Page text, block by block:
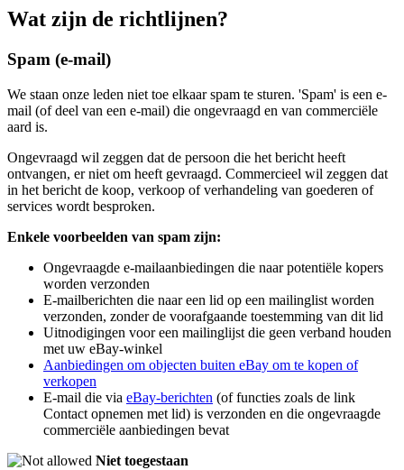
Wat zijn de richtlijnen?
Spam (e-mail)
We staan onze leden niet toe elkaar spam te sturen. 'Spam' is een e-
mail (of deel van een e-mail) die ongevraagd en van commerciële
aard is.
Ongevraagd wil zeggen dat de persoon die het bericht heeft
ontvangen, er niet om heeft gevraagd. Commercieel wil zeggen dat
in het bericht de koop, verkoop of verhandeling van goederen of
services wordt besproken.
Enkele voorbeelden van spam zijn:
Ongevraagde e-mailaanbiedingen die naar potentiële kopers
worden verzonden
E-mailberichten die naar een lid op een mailinglist worden
verzonden, zonder de voorafgaande toestemming van dit lid
Uitnodigingen voor een mailinglijst die geen verband houden
met uw eBay-winkel
Aanbiedingen om objecten buiten eBay om te kopen of
verkopen
E-mail die via eBay-berichten (of functies zoals de link
Contact opnemen met lid) is verzonden en die ongevraagde
commerciële aanbiedingen bevat
Niet toegestaan